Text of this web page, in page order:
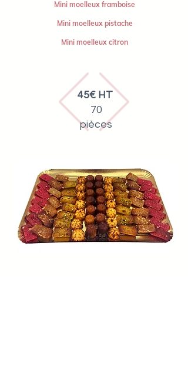
Mini moelleux framboise
Mini moelleux pistache
Mini moelleux citron
45€ HT
70
pièces